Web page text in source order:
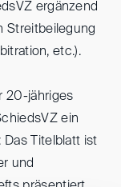
ergänzend
Streitbeilegung
etc.).
20-jähriges
ein
Das Titelblatt ist
und